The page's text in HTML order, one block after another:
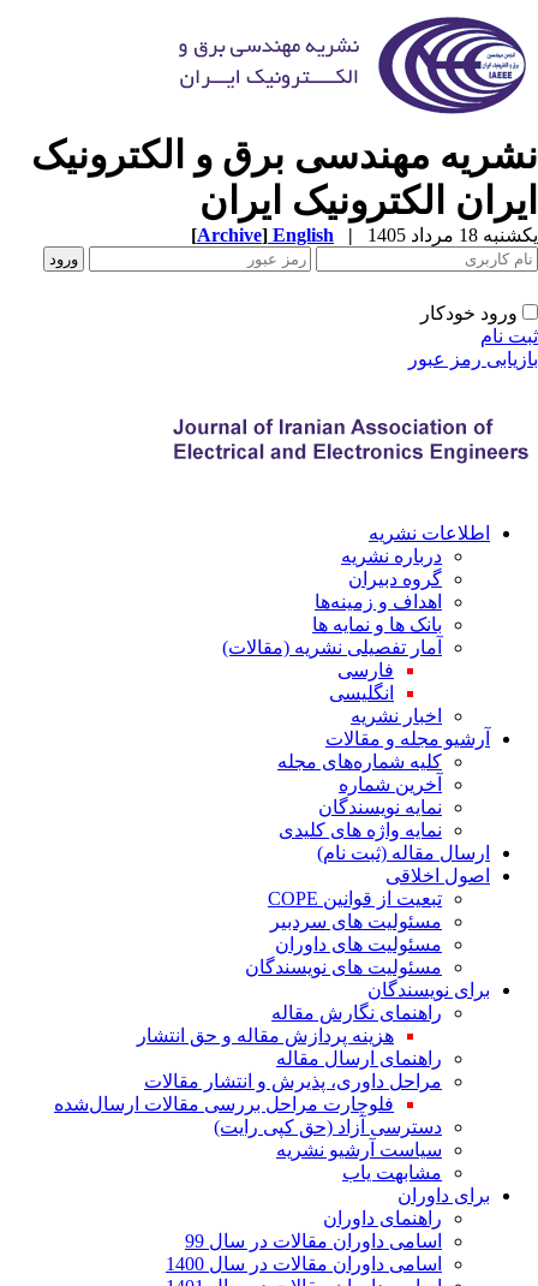
مهندسی برق و الکترونیک
الکترونیک ایران
18 مرداد 1405 |
English
[Archive]
ورود خودکار
نام
رمز عبور
اطلاعات نشریه
درباره نشریه
گروه دبیران
اهداف و زمینه‌ها
بانک ها و نمایه ها
آمار تفصیلی نشریه (مقالات)
فارسی
انگلیسی
اخبار نشریه
آرشیو مجله و مقالات
کلیه شماره‌های مجله
آخرین شماره
نمایه نویسندگان
نمایه واژه های کلیدی
ارسال مقاله (ثبت نام)
اصول اخلاقی
تبعیت از قوانین COPE
مسئولیت های سردبیر
مسئولیت های داوران
مسئولیت های نویسندگان
برای نویسندگان
راهنمای نگارش مقاله
هزینه پردازش مقاله و حق انتشار
راهنمای ارسال مقاله
مراحل داوری، پذیرش و انتشار مقالات
فلوچارت مراحل بررسی مقالات ارسال‌شده
دسترسی آزاد (حق کپی رایت)
سیاست آرشیو نشریه
مشابهت یاب
برای داوران
راهنمای داوران
اسامی داوران مقالات در سال 99
اسامی داوران مقالات در سال 1400